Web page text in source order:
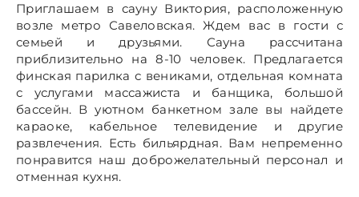
Приглашаем в сауну Виктория, расположенную
возле метро Савеловская. Ждем вас в гости с
семьей и друзьями. Сауна рассчитана
приблизительно на 8-10 человек. Предлагается
финская парилка с вениками, отдельная комната
с услугами массажиста и банщика, большой
бассейн. В уютном банкетном зале вы найдете
караоке, кабельное телевидение и другие
развлечения. Есть бильярдная. Вам непременно
понравится наш доброжелательный персонал и
отменная кухня.